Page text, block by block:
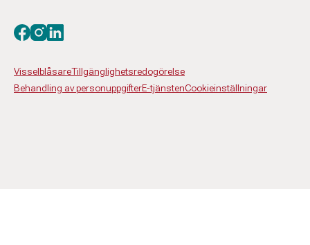
VisselblåsareTillgänglighetsredogörelse
Behandling av personuppgifterE-tjänstenCookieinställningar
Besök oss på facebook
Besök oss på instagram
Besök oss på linkedin